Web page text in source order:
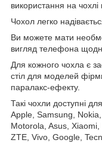
використання на чохлі
Чохол легко
Ви можете мати
вигляд телефона
Для кожного чохла є
стіл для моделей
паралакс-ефекту.
Такі чохли доступні
Apple, Samsung,
Motorola, Asus,
ZTE, Vivo, Google,